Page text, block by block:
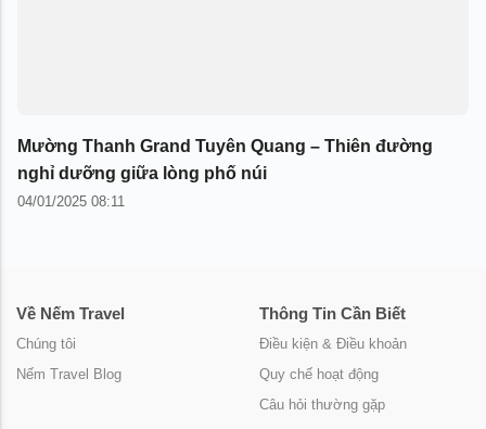
Mường Thanh Grand Tuyên Quang – Thiên đường
nghỉ dưỡng giữa lòng phố núi
04/01/2025 08:11
Về Nếm Travel
Chúng tôi
Nếm Travel Blog
Thông Tin Cần Biết
Điều kiện & Điều khoản
Quy chế hoạt động
Câu hỏi thường gặp